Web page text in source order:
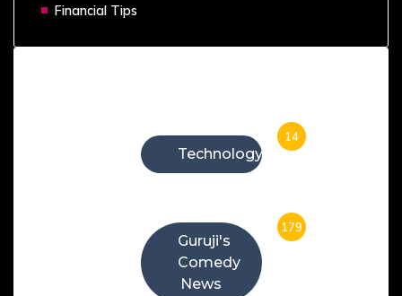
Financial Tips
Technology
14
Guruji's
Comedy
News
179